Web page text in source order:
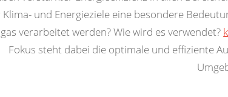
und Energieziele eine besondere
verarbeitet werden? Wie wird es verwendet?
Fokus steht dabei die optimale und effiziente